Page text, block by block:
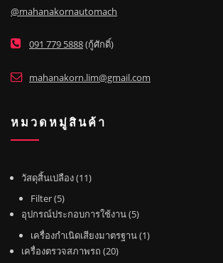
@mahanakornautomach
091 779 5888(กู้ศักดิ์)
mahanakorn.lim@gmail.com
หมวดหมู่สินค้า
วัสดุสิ้นเปลือง 111
ค้
า
Filter 55
สิ
อุปกรณ์ประกอบการใช้งาน 55
เครื่องกำเนิดเสียงมาตรฐาน 11
เครื่องตรวจสภาพรถ 202